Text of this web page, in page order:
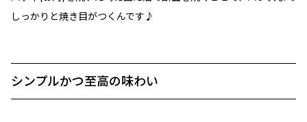
しっかりと焼き目がつくんです♪
シンプルかつ至高の味わい